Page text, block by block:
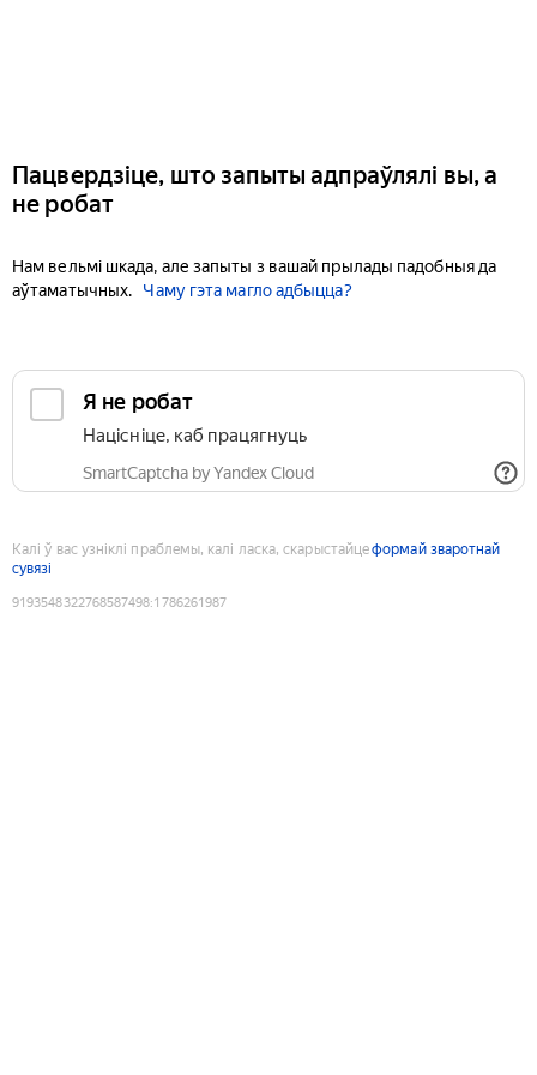
Пацвердзіце, што запыты адпраўлялі вы, а
не робат
Нам вельмі шкада, але запыты з вашай прылады падобныя да
аўтаматычных.
Чаму гэта магло адбыцца?
Я не робат
Націсніце, каб працягнуць
SmartCaptcha by Yandex Cloud
Калі ў вас узніклі праблемы, калі ласка, скарыстайцеформай зваротнай
сувязі
9193548322768587498:1786261987